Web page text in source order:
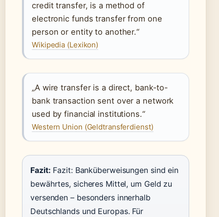
credit transfer, is a method of
electronic funds transfer from one
person or entity to another.“
Wikipedia (Lexikon)
„A wire transfer is a direct, bank-to-
bank transaction sent over a network
used by financial institutions.“
Western Union (Geldtransferdienst)
Fazit: Fazit: Banküberweisungen sind ein
bewährtes, sicheres Mittel, um Geld zu
versenden – besonders innerhalb
Deutschlands und Europas. Für